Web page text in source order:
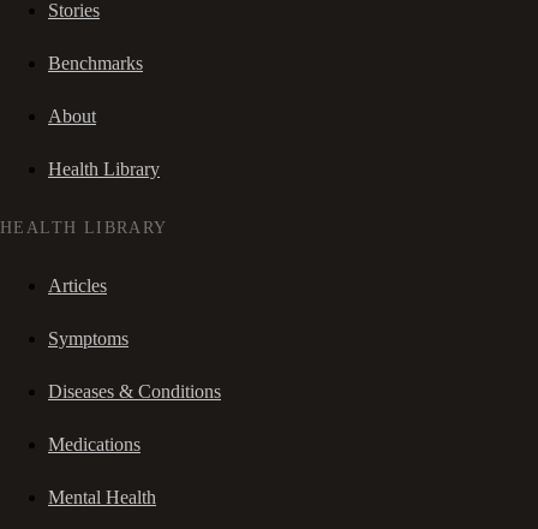
Stories
Benchmarks
About
Health Library
HEALTH LIBRARY
Articles
Symptoms
Diseases & Conditions
Medications
Mental Health